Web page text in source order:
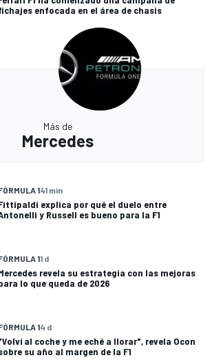
enfocada en el área de chasis
Más de
Mercedes
141 min
explica por qué el duelo entre
y Russell es bueno para la F1
11 d
revela su estrategia con las mejoras
lo que queda de 2026
14 d
al coche y me eché a llorar", revela Ocon
su año al margen de la F1